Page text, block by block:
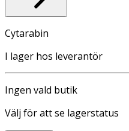
Cytarabin
I lager hos leverantör
Ingen vald butik
Välj för att se lagerstatus